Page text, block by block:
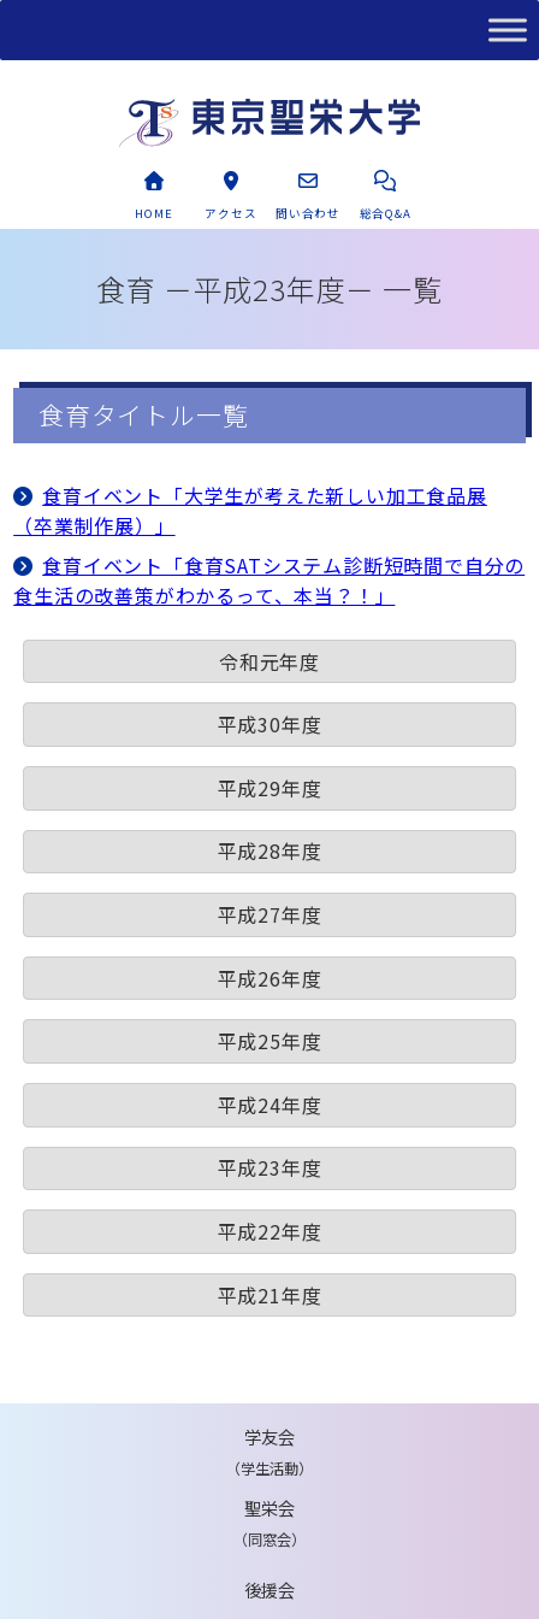
HOME アクセス 問い合わせ 総合Q&A
食育 －平成23年度－ 一覧
食育タイトル一覧
食育イベント「大学生が考えた新しい加工食品展
（卒業制作展）」
食育イベント「食育SATシステム診断短時間で自分の
食生活の改善策がわかるって、本当？！」
令和元年度
平成30年度
平成29年度
平成28年度
平成27年度
平成26年度
平成25年度
平成24年度
平成23年度
平成22年度
平成21年度
学友会
（学生活動）
聖栄会
（同窓会）
後援会